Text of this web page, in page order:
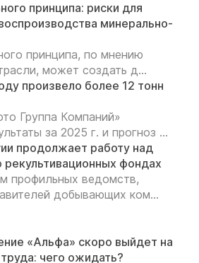
принципа: риски для
минерально-
принципа, по мнению
может создать д...
произвело более 12 тонн
Группа Компаний»
за 2025 г. и прогноз ...
продолжает работу над
фондах
профильных ведомств,
добывающих ком...
«Альфа» скоро выйдет на
чего ожидать?